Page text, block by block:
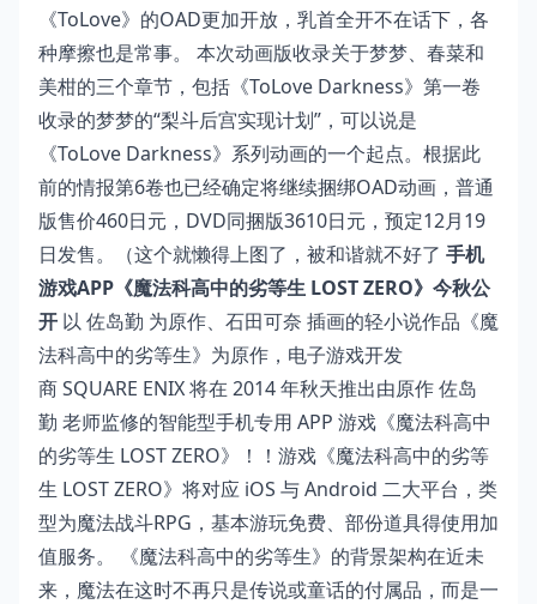
《ToLove》的OAD更加开放，乳首全开不在话下，各
种摩擦也是常事。 本次动画版收录关于梦梦、春菜和
美柑的三个章节，包括《ToLove Darkness》第一卷
收录的梦梦的“梨斗后宫实现计划”，可以说是
《ToLove Darkness》系列动画的一个起点。根据此
前的情报第6卷也已经确定将继续捆绑OAD动画，普通
版售价460日元，DVD同捆版3610日元，预定12月19
日发售。（这个就懒得上图了，被和谐就不好了 手机
游戏APP《魔法科高中的劣等生 LOST ZERO》今秋公
开 以 佐岛勤 为原作、石田可奈 插画的轻小说作品《魔
法科高中的劣等生》为原作，电子游戏开发
商 SQUARE ENIX 将在 2014 年秋天推出由原作 佐岛
勤 老师监修的智能型手机专用 APP 游戏《魔法科高中
的劣等生 LOST ZERO》！！游戏《魔法科高中的劣等
生 LOST ZERO》将对应 iOS 与 Android 二大平台，类
型为魔法战斗RPG，基本游玩免费、部份道具得使用加
值服务。 《魔法科高中的劣等生》的背景架构在近未
来，魔法在这时不再只是传说或童话的付属品，而是一